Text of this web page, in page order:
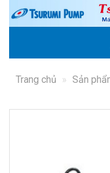
Skip
Trang chủ » Sản